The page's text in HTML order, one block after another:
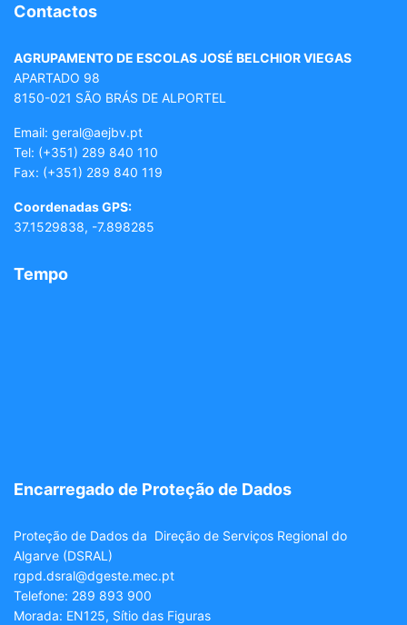
Contactos
AGRUPAMENTO DE ESCOLAS JOSÉ BELCHIOR VIEGAS
APARTADO 98
8150-021 SÃO BRÁS DE ALPORTEL
Email: geral@aejbv.pt
Tel: (+351) 289 840 110
Fax: (+351) 289 840 119
Coordenadas GPS:
37.1529838, -7.898285
Tempo
Encarregado de Proteção de Dados
Proteção de Dados da Direção de Serviços Regional do
Algarve (DSRAL)
rgpd.dsral@dgeste.mec.pt
Telefone: 289 893 900
Morada: EN125, Sítio das Figuras